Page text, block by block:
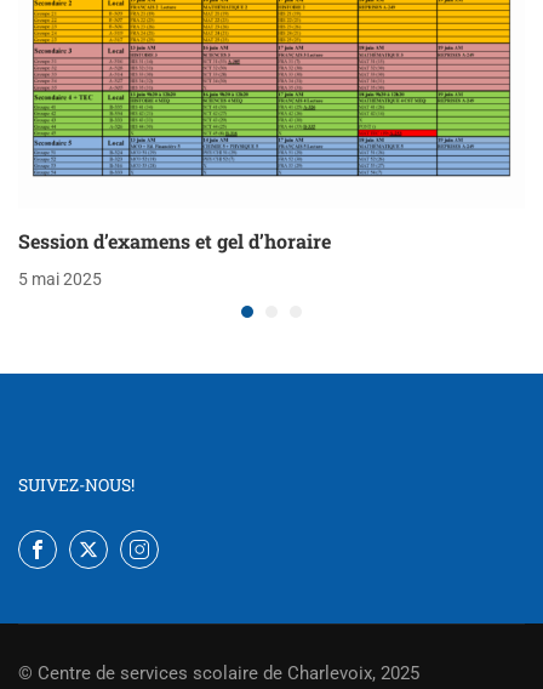
Session d’examens et gel d’horaire
5 mai 2025
SUIVEZ-NOUS!
© Centre de services scolaire de Charlevoix, 2025